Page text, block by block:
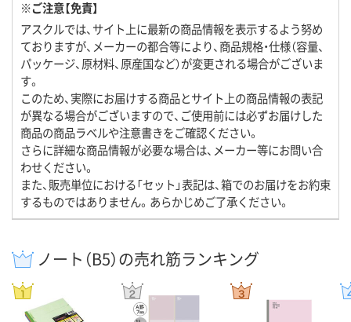
※ご注意【免責】
アスクルでは、サイト上に最新の商品情報を表示するよう努め
ておりますが、メーカーの都合等により、商品規格・仕様（容量、
パッケージ、原材料、原産国など）が変更される場合がございま
す。
このため、実際にお届けする商品とサイト上の商品情報の表記
が異なる場合がございますので、ご使用前には必ずお届けした
商品の商品ラベルや注意書きをご確認ください。
さらに詳細な商品情報が必要な場合は、メーカー等にお問い合
わせください。
また、販売単位における「セット」表記は、箱でのお届けをお約束
するものではありません。あらかじめご了承ください。
ノート（B5）の売れ筋ランキング